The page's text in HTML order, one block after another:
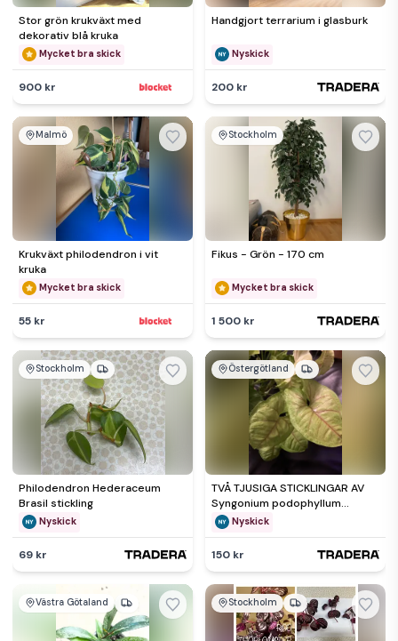
Stor grön krukväxt med
dekorativ blå kruka
Mycket bra skick
900 kr
Handgjort terrarium i glasburk
Nyskick
200 kr
Malmö
Krukväxt philodendron i vit
kruka
Mycket bra skick
55 kr
Stockholm
Fikus - Grön - 170 cm
Mycket bra skick
1 500 kr
Stockholm
Philodendron Hederaceum
Brasil stickling
Nyskick
69 kr
Östergötland
TVÅ TJUSIGA STICKLINGAR AV
Syngonium podophyllum
'Roxanne'
Nyskick
150 kr
Västra Götaland Stockholm